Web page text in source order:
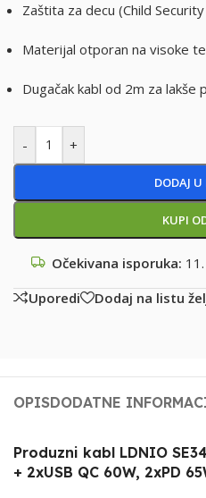
Zaštita za decu (Child
Materijal otporan na visoke
Dugačak kabl od 2m za lakše
- +
DODAJ U
KUPI
Očekivana isporuka:
Uporedi
Dodaj na listu
OPISDODATNE
Produzni kabl LDNIO
+ 2xUSB QC 60W, 2xPD